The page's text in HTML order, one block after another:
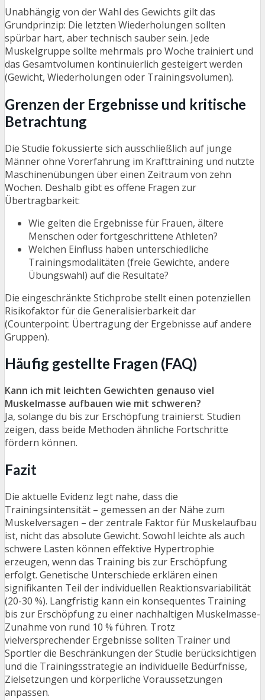
Unabhängig von der Wahl des Gewichts gilt das
Grundprinzip: Die letzten Wiederholungen sollten
spürbar hart, aber technisch sauber sein. Jede
Muskelgruppe sollte mehrmals pro Woche trainiert und
das Gesamtvolumen kontinuierlich gesteigert werden
(Gewicht, Wiederholungen oder Trainingsvolumen).
Grenzen der Ergebnisse und kritische
Betrachtung
Die Studie fokussierte sich ausschließlich auf junge
Männer ohne Vorerfahrung im Krafttraining und nutzte
Maschinenübungen über einen Zeitraum von zehn
Wochen. Deshalb gibt es offene Fragen zur
Übertragbarkeit:
Wie gelten die Ergebnisse für Frauen, ältere
Menschen oder fortgeschrittene Athleten?
Welchen Einfluss haben unterschiedliche
Trainingsmodalitäten (freie Gewichte, andere
Übungswahl) auf die Resultate?
Die eingeschränkte Stichprobe stellt einen potenziellen
Risikofaktor für die Generalisierbarkeit dar
(Counterpoint: Übertragung der Ergebnisse auf andere
Gruppen).
Häufig gestellte Fragen (FAQ)
Kann ich mit leichten Gewichten genauso viel
Muskelmasse aufbauen wie mit schweren?
Ja, solange du bis zur Erschöpfung trainierst. Studien
zeigen, dass beide Methoden ähnliche Fortschritte
fördern können.
Fazit
Die aktuelle Evidenz legt nahe, dass die
Trainingsintensität – gemessen an der Nähe zum
Muskelversagen – der zentrale Faktor für Muskelaufbau
ist, nicht das absolute Gewicht. Sowohl leichte als auch
schwere Lasten können effektive Hypertrophie
erzeugen, wenn das Training bis zur Erschöpfung
erfolgt. Genetische Unterschiede erklären einen
signifikanten Teil der individuellen Reaktionsvariabilität
(20-30 %). Langfristig kann ein konsequentes Training
bis zur Erschöpfung zu einer nachhaltigen Muskelmasse-
Zunahme von rund 10 % führen. Trotz
vielversprechender Ergebnisse sollten Trainer und
Sportler die Beschränkungen der Studie berücksichtigen
und die Trainingsstrategie an individuelle Bedürfnisse,
Zielsetzungen und körperliche Voraussetzungen
anpassen.